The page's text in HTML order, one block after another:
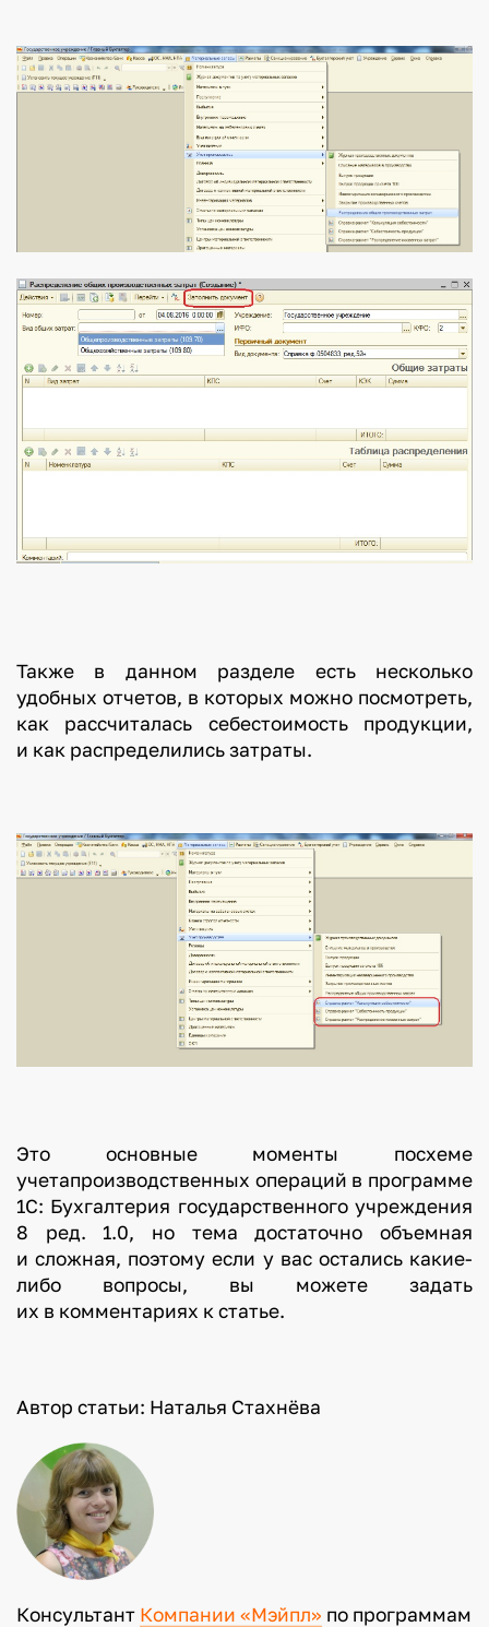
Также в данном разделе есть несколько
удобных отчетов, в которых можно посмотреть,
как рассчиталась себестоимость продукции,
и как распределились затраты.
Это основные моменты посхеме
учетапроизводственных операций в программе
1С: Бухгалтерия государственного учреждения
8 ред. 1.0, но тема достаточно объемная
и сложная, поэтому если у вас остались какие-
либо вопросы, вы можете задать
их в комментариях к статье.
Автор статьи: Наталья Стахнёва
Консультант Компании «Мэйпл» по программам